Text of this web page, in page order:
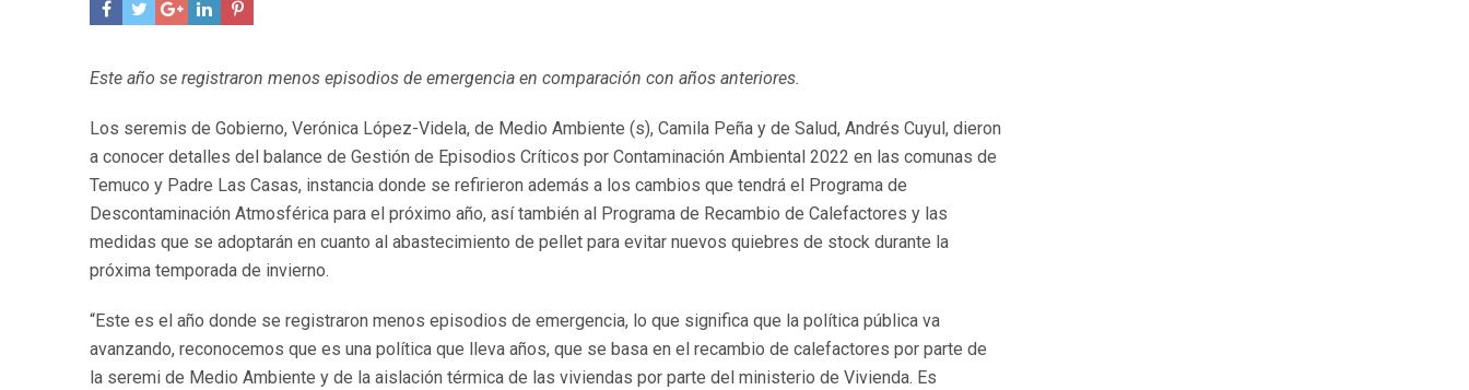
Este año se registraron menos episodios de emergencia en comparación con años anteriores.
Los seremis de Gobierno, Verónica López-Videla, de Medio Ambiente (s), Camila Peña y de Salud, Andrés Cuyul, dieron
a conocer detalles del balance de Gestión de Episodios Críticos por Contaminación Ambiental 2022 en las comunas de
Temuco y Padre Las Casas, instancia donde se refirieron además a los cambios que tendrá el Programa de
Descontaminación Atmosférica para el próximo año, así también al Programa de Recambio de Calefactores y las
medidas que se adoptarán en cuanto al abastecimiento de pellet para evitar nuevos quiebres de stock durante la
próxima temporada de invierno.
“Este es el año donde se registraron menos episodios de emergencia, lo que significa que la política pública va
avanzando, reconocemos que es una política que lleva años, que se basa en el recambio de calefactores por parte de
la seremi de Medio Ambiente y de la aislación térmica de las viviendas por parte del ministerio de Vivienda. Es